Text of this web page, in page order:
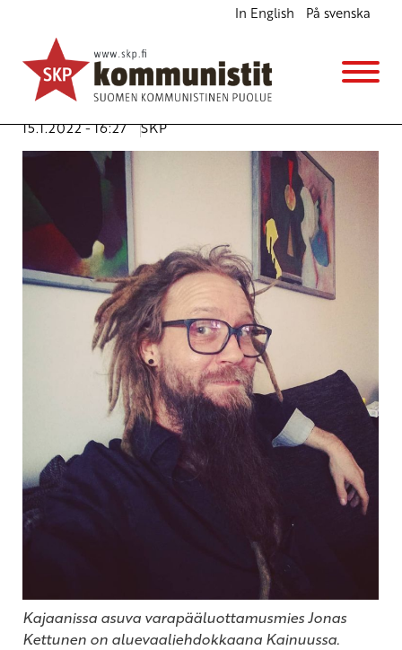
In English På svenska
Aluevaaleissa äänestetään asukkaiden
oikeuksista
Ajankohtaista
Avainsanat:aluevaalit,Kainuu,Kajaani,palvelut
15.1.2022 - 16:27
SKP
Kajaanissa asuva varapääluottamusmies Jonas
Kettunen on aluevaaliehdokkaana Kainuussa.